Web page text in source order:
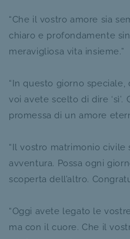
“Che il vostro amore sia
chiaro e profondamente
meravigliosa vita insieme.”
“In questo giorno
voi avete scelto di dire ‘sì’.
promessa di un amore
“Il vostro matrimonio civile
avventura. Possa ogni
scoperta dell’altro.
“Oggi avete legato le
ma con il cuore. Che il